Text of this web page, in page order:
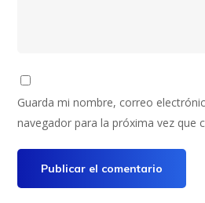
Guarda mi nombre, correo
navegador para la próxima vez que